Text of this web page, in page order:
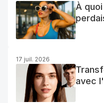
À
17 juil. 2026
avec